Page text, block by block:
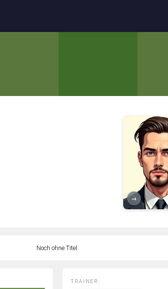
→
Noch ohne Titel.
TRAINER: